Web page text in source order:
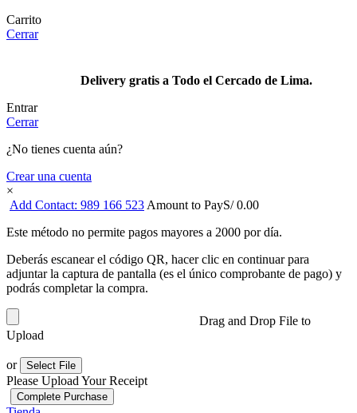
Carrito
Cerrar
Delivery gratis a Todo el Cercado de Lima.
Entrar
Cerrar
¿No tienes cuenta aún?
Crear una cuenta
×
Add Contact: 989 166 523 Amount to PayS/0.00
Este método no permite pagos mayores a 2000 por día.
Deberás escanear el código QR, hacer clic en continuar para
adjuntar la captura de pantalla (es el único comprobante de pago) y
podrás completar la compra.
Drag and Drop File to
Upload
or Select File
Please Upload Your Receipt